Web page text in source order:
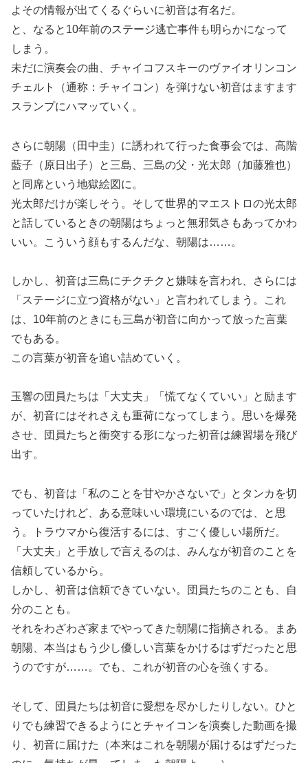
よその情報が出てくるぐらいに初音は有名だ。
と、なると10年前のステージ逃亡事件も明らかになって
しまう。
未だに演奏会の曲、チャイコフスキーのヴァイオリンコン
チェルト（通称：チャイコン）を弾けない初音はますます
スランプにハマッていく。
さらに朝陽（田中圭）に誘われて行った食事会では、高階
藍子（原日出子）と三島、三島の父・光太郎（加藤雅也）
と同席という地獄絵図に。
光太郎だけが楽しそう。そして世界的マエストロの光太郎
と話しているときの朝陽はちょっと無邪気さもあってかわ
いい。こういう顔もするんだな、朝陽は……。
しかし、初音は三島にチクチクと嫌味を言われ、さらには
「ステージに立つ資格がない」と言われてしまう。これ
は、10年前のときにも三島が初音に向かって放った言葉
でもある。
この言葉が初音を追い詰めていく。
玉響の団員たちは「大丈夫」「慌てなくていい」と励ます
が、初音にはそれさえも重荷になってしまう。思いを爆発
させ、団員たちと衝突する形になった初音は練習場を飛び
出す。
でも、初音は「私のことを甘やかさないで」とタンカを切
っていたけれど、ある意味いい環境にいるのでは、と思
う。トラウマから復活するには、すごく優しい場所だ。
「大丈夫」と手放しで言えるのは、みんなが初音のことを
信頼しているから。
しかし、初音は信頼できていない。団員たちのことも、自
分のことも。
それをわざわざ家までやってきた朝陽に指摘される。まあ
朝陽、本当はもう少し優しい言葉をかけるはずだったと思
うのですが……。でも、これが初音の心を強くする。
そして、団員たちは初音に愛想を尽かしたりしない。ひと
りでも練習できるようにとチャイコンを演奏した動画を撮
り、初音に届けた（本来はこれを朝陽が届けるはずだった